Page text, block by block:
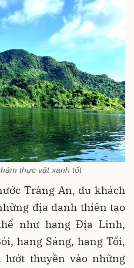
thực vật xanh tốt
Tràng An, du khách
địa danh thiên tạo
như hang Địa Linh,
hang Sáng, hang Tối,
thuyền vào những